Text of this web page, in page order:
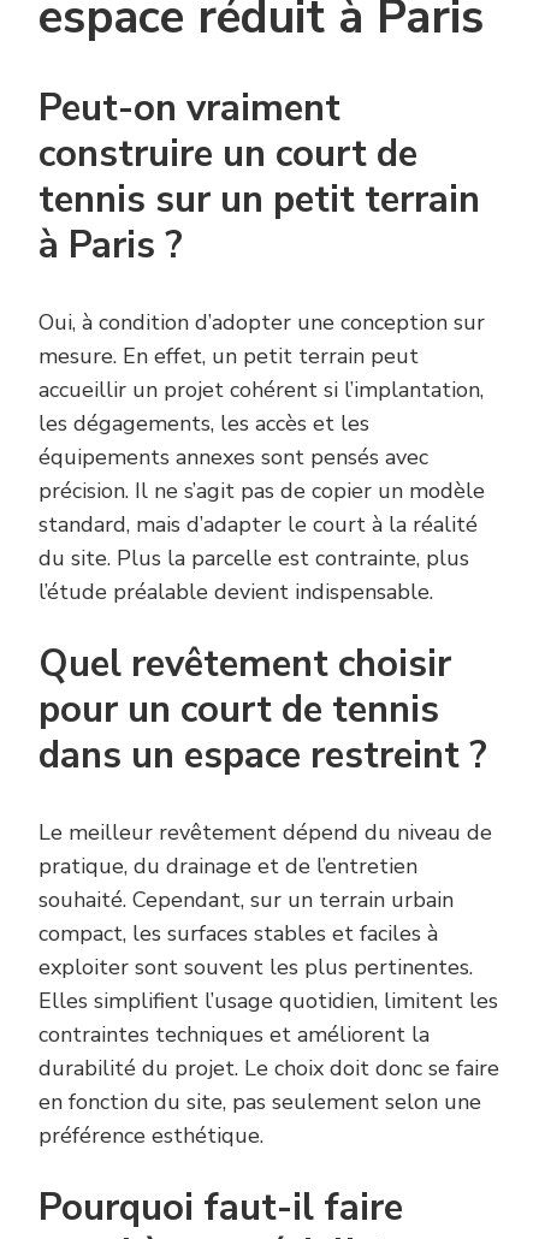
espace réduit à Paris
Peut-on vraiment
construire un court de
tennis sur un petit terrain
à Paris ?
Oui, à condition d’adopter une conception sur
mesure. En effet, un petit terrain peut
accueillir un projet cohérent si l’implantation,
les dégagements, les accès et les
équipements annexes sont pensés avec
précision. Il ne s’agit pas de copier un modèle
standard, mais d’adapter le court à la réalité
du site. Plus la parcelle est contrainte, plus
l’étude préalable devient indispensable.
Quel revêtement choisir
pour un court de tennis
dans un espace restreint ?
Le meilleur revêtement dépend du niveau de
pratique, du drainage et de l’entretien
souhaité. Cependant, sur un terrain urbain
compact, les surfaces stables et faciles à
exploiter sont souvent les plus pertinentes.
Elles simplifient l’usage quotidien, limitent les
contraintes techniques et améliorent la
durabilité du projet. Le choix doit donc se faire
en fonction du site, pas seulement selon une
préférence esthétique.
Pourquoi faut-il faire